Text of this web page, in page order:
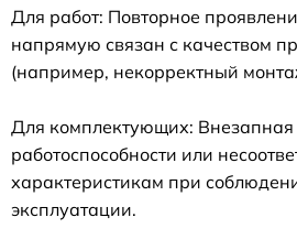
Для работ: Повторное
напрямую связан с качеством
(например, некорректный
Для комплектующих: Внезапная
работоспособности или
характеристикам при
эксплуатации.